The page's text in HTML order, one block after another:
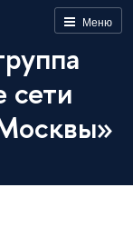
Меню
сети